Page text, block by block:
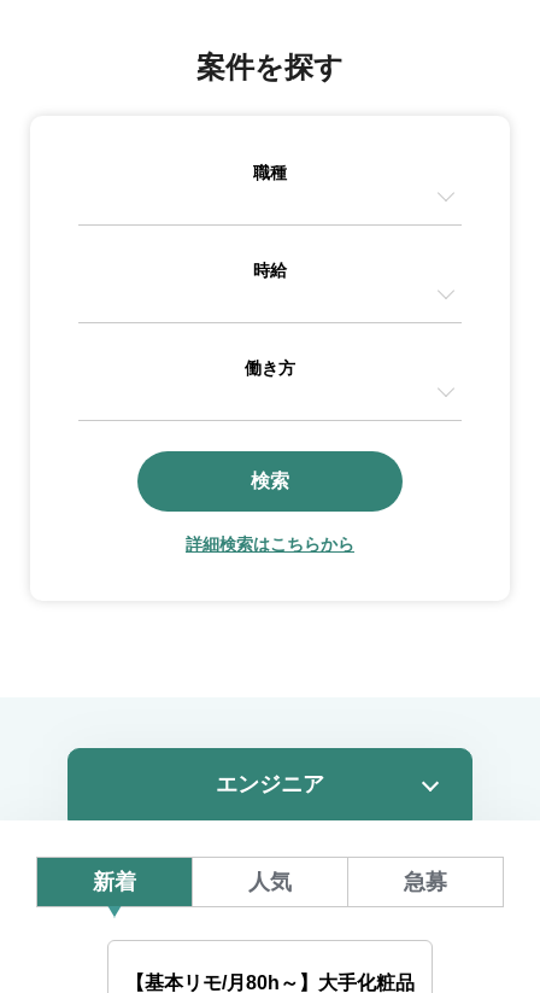
案件を探す
職種
時給
働き方
検索
詳細検索はこちらから
新着 人気 急募
【基本リモ/月80h～】大手化粧品